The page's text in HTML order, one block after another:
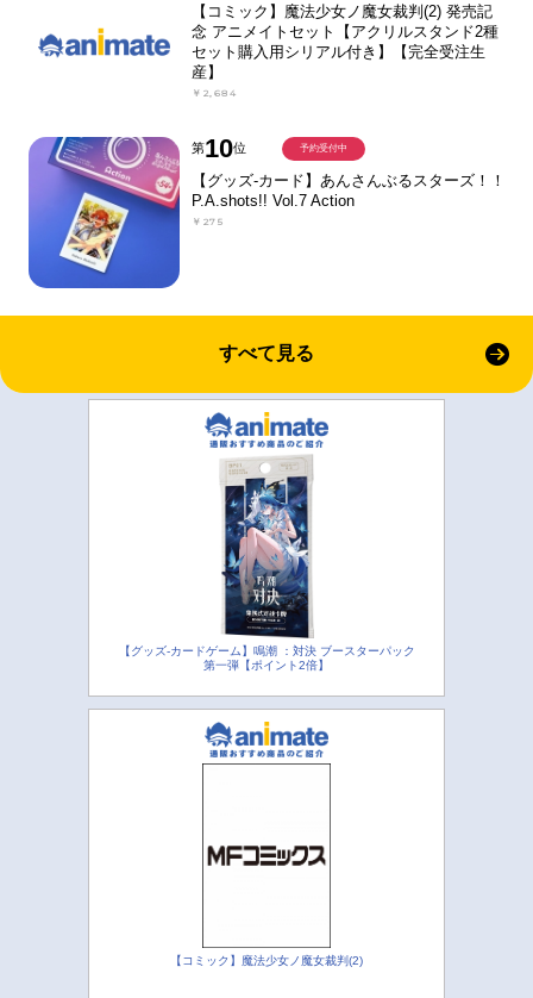
【コミック】魔法少女ノ魔女裁判(2) 発売記
念 アニメイトセット【アクリルスタンド2種
セット購入用シリアル付き】【完全受注生
産】
￥2,684
第10位
【グッズ-カード】あんさんぶるスターズ！！
P.A.shots!! Vol.7 Action
￥275
予約受付中
すべて見る
【グッズ-カードゲーム】鳴潮 ：対決 ブースターパック
第一弾【ポイント2倍】
【コミック】魔法少女ノ魔女裁判(2)